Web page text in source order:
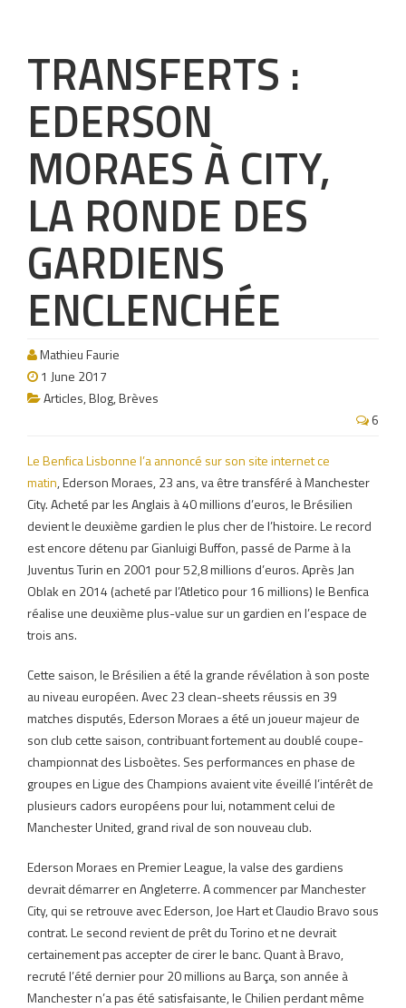
TRANSFERTS :
EDERSON
MORAES À CITY,
LA RONDE DES
GARDIENS
ENCLENCHÉE
Mathieu Faurie
1 June 2017
Articles,Blog,Brèves
6
Le Benfica Lisbonne l’a annoncé sur son site internet ce
matin, Ederson Moraes, 23 ans, va être transféré à Manchester
City. Acheté par les Anglais à 40 millions d’euros, le Brésilien
devient le deuxième gardien le plus cher de l’histoire. Le record
est encore détenu par Gianluigi Buffon, passé de Parme à la
Juventus Turin en 2001 pour 52,8 millions d’euros. Après Jan
Oblak en 2014 (acheté par l’Atletico pour 16 millions) le Benfica
réalise une deuxième plus-value sur un gardien en l’espace de
trois ans.
Cette saison, le Brésilien a été la grande révélation à son poste
au niveau européen. Avec 23 clean-sheets réussis en 39
matches disputés, Ederson Moraes a été un joueur majeur de
son club cette saison, contribuant fortement au doublé coupe-
championnat des Lisboètes. Ses performances en phase de
groupes en Ligue des Champions avaient vite éveillé l’intérêt de
plusieurs cadors européens pour lui, notamment celui de
Manchester United, grand rival de son nouveau club.
Ederson Moraes en Premier League, la valse des gardiens
devrait démarrer en Angleterre. A commencer par Manchester
City, qui se retrouve avec Ederson, Joe Hart et Claudio Bravo sous
contrat. Le second revient de prêt du Torino et ne devrait
certainement pas accepter de cirer le banc. Quant à Bravo,
recruté l’été dernier pour 20 millions au Barça, son année à
Manchester n’a pas été satisfaisante, le Chilien perdant même